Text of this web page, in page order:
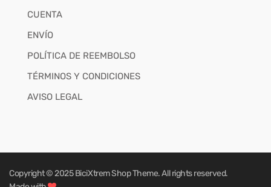
CUENTA
ENVÍO
POLÍTICA DE REEMBOLSO
TÉRMINOS Y CONDICIONES
AVISO LEGAL
Copyright © 2025BiciXtrem ShopTheme. All rights reserved.